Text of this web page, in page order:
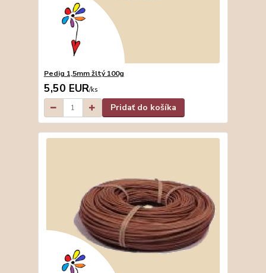
Pedig 1,5mm žltý 100g
5,50 EUR/ks
Pridať do košíka